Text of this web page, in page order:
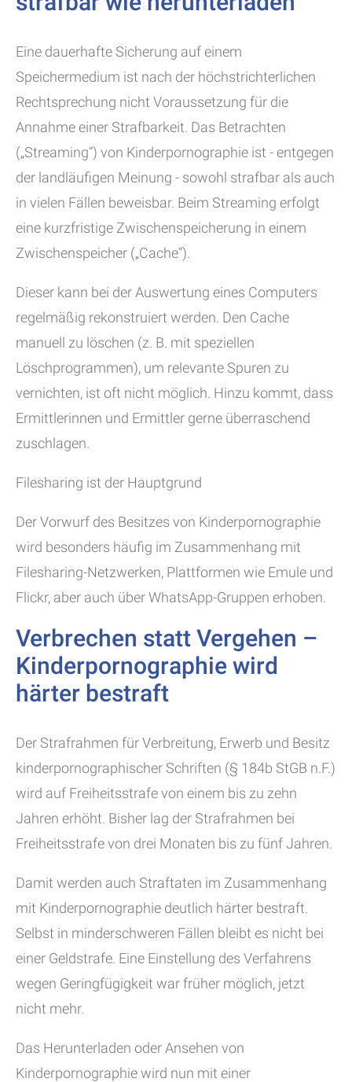
Eine dauerhafte Sicherung auf einem
Speichermedium ist nach der höchstrichterlichen
Rechtsprechung nicht Voraussetzung für die
Annahme einer Strafbarkeit. Das Betrachten
(„Streaming“) von Kinderpornographie ist - entgegen
der landläufigen Meinung - sowohl strafbar als auch
in vielen Fällen beweisbar. Beim Streaming erfolgt
eine kurzfristige Zwischenspeicherung in einem
Zwischenspeicher („Cache“).
Dieser kann bei der Auswertung eines Computers
regelmäßig rekonstruiert werden. Den Cache
manuell zu löschen (z. B. mit speziellen
Löschprogrammen), um relevante Spuren zu
vernichten, ist oft nicht möglich. Hinzu kommt, dass
Ermittlerinnen und Ermittler gerne überraschend
zuschlagen.
Filesharing ist der Hauptgrund
Der Vorwurf des Besitzes von Kinderpornographie
wird besonders häufig im Zusammenhang mit
Filesharing-Netzwerken, Plattformen wie Emule und
Flickr, aber auch über WhatsApp-Gruppen erhoben.
Verbrechen statt Vergehen –
Kinderpornographie wird
härter bestraft
Der Strafrahmen für Verbreitung, Erwerb und Besitz
kinderpornographischer Schriften (§ 184b StGB n.F.)
wird auf Freiheitsstrafe von einem bis zu zehn
Jahren erhöht. Bisher lag der Strafrahmen bei
Freiheitsstrafe von drei Monaten bis zu fünf Jahren.
Damit werden auch Straftaten im Zusammenhang
mit Kinderpornographie deutlich härter bestraft.
Selbst in minderschweren Fällen bleibt es nicht bei
einer Geldstrafe. Eine Einstellung des Verfahrens
wegen Geringfügigkeit war früher möglich, jetzt
nicht mehr.
Das Herunterladen oder Ansehen von
Kinderpornographie wird nun mit einer